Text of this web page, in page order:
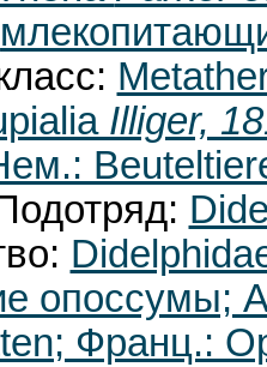
Illiger,
опоссумы;
Франц.: